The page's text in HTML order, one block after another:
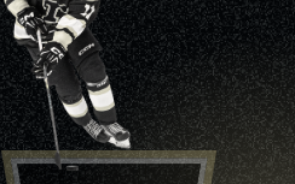
Natation
Badminton